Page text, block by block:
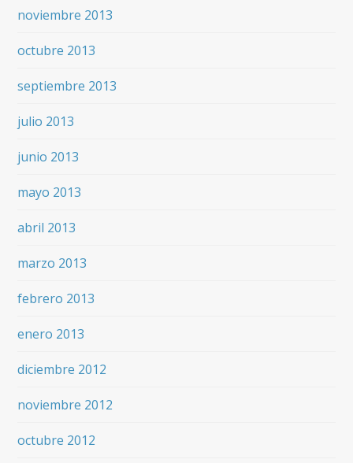
noviembre 2013
octubre 2013
septiembre 2013
julio 2013
junio 2013
mayo 2013
abril 2013
marzo 2013
febrero 2013
enero 2013
diciembre 2012
noviembre 2012
octubre 2012